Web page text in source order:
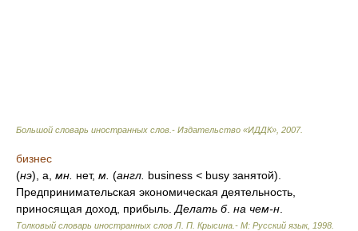
Большой словарь иностранных слов.- Издательство «ИДДК» 2007.
бизнес
(нэ), а, мн. нет, м. (англ. business < busy занятой).
Предпринимательская экономическая деятельность,
приносящая доход, прибыль. Делать б. на чем-н
Толковый словарь иностранных слов Л. П. Крысина.- М: Русский язык, 1998